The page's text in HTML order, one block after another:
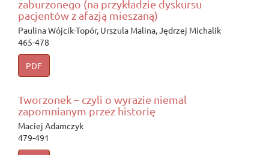
zaburzonego (na przykładzie dyskursu
pacjentów z afazją mieszaną)
Paulina Wójcik-Topór, Urszula Malina, Jędrzej Michalik
465-478
PDF
Tworzonek – czyli o wyrazie niemal
zapomnianym przez historię
Maciej Adamczyk
479-491